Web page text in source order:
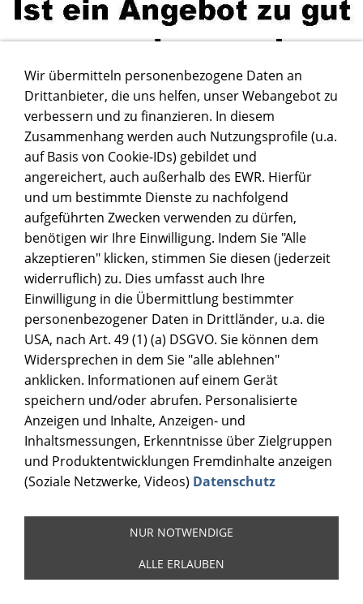
Wir übermitteln personenbezogene Daten an
Drittanbieter, die uns helfen, unser Webangebot zu
verbessern und zu finanzieren. In diesem
Zusammenhang werden auch Nutzungsprofile (u.a.
auf Basis von Cookie-IDs) gebildet und
angereichert, auch außerhalb des EWR. Hierfür
und um bestimmte Dienste zu nachfolgend
aufgeführten Zwecken verwenden zu dürfen,
benötigen wir Ihre Einwilligung. Indem Sie "Alle
akzeptieren" klicken, stimmen Sie diesen (jederzeit
widerruflich) zu. Dies umfasst auch Ihre
Einwilligung in die Übermittlung bestimmter
personenbezogener Daten in Drittländer, u.a. die
USA, nach Art. 49 (1) (a) DSGVO. Sie können dem
Widersprechen in dem Sie "alle ablehnen"
anklicken. Informationen auf einem Gerät
speichern und/oder abrufen. Personalisierte
Anzeigen und Inhalte, Anzeigen- und
Inhaltsmessungen, Erkenntnisse über Zielgruppen
und Produktentwicklungen Fremdinhalte anzeigen
(Soziale Netzwerke, Videos) Datenschutz
NUR NOTWENDIGE
ALLE ERLAUBEN